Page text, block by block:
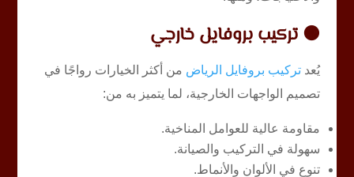
🟠 تركيب بروفايل خارجي
يُعد تركيب بروفايل الرياض من أكثر الخيارات رواجًا في
تصميم الواجهات الخارجية، لما يتميز به من:
مقاومة عالية للعوامل المناخية.
سهولة في التركيب والصيانة.
تنوع في الألوان والأنماط.